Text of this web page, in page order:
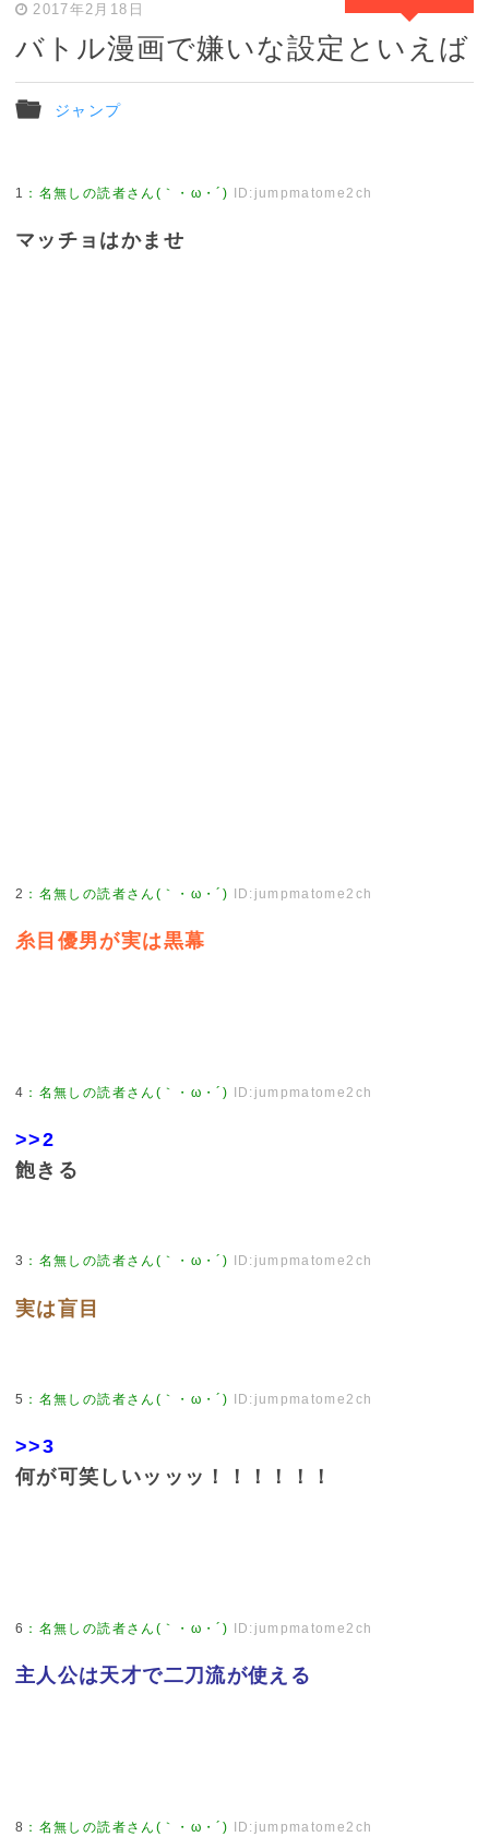
2017年2月18日
バトル漫画で嫌いな設定といえば
ジャンプ
1 ： 名無しの読者さん(｀・ω・´) ID:jumpmatome2ch
マッチョはかませ
2 ： 名無しの読者さん(｀・ω・´) ID:jumpmatome2ch
糸目優男が実は黒幕
4 ： 名無しの読者さん(｀・ω・´) ID:jumpmatome2ch
>>2
飽きる
3 ： 名無しの読者さん(｀・ω・´) ID:jumpmatome2ch
実は盲目
5 ： 名無しの読者さん(｀・ω・´) ID:jumpmatome2ch
>>3
何が可笑しいッッッ！！！！！！
6 ： 名無しの読者さん(｀・ω・´) ID:jumpmatome2ch
主人公は天才で二刀流が使える
8 ： 名無しの読者さん(｀・ω・´) ID:jumpmatome2ch